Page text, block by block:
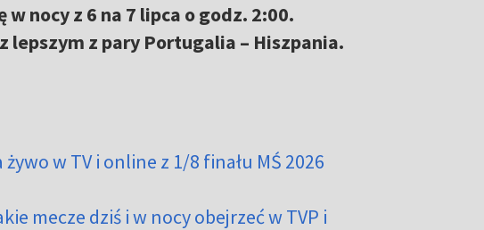
w nocy z 6 na 7 lipca o godz. 2:00.
lepszym z pary Portugalia – Hiszpania.
w TV i online z 1/8 finału MŚ 2026
mecze dziś i w nocy obejrzeć w TVP i